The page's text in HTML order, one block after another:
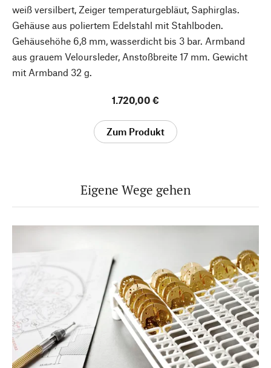
weiß versilbert, Zeiger temperaturgebläut, Saphirglas.
Gehäuse aus poliertem Edelstahl mit Stahlboden.
Gehäusehöhe 6,8 mm, wasserdicht bis 3 bar. Armband
aus grauem Veloursleder, Anstoßbreite 17 mm. Gewicht
mit Armband 32 g.
1.720,00 €
Zum Produkt
Eigene Wege gehen